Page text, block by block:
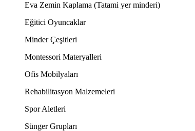
Eva Zemin Kaplama (Tatami yer minderi)
Eğitici Oyuncaklar
Minder Çeşitleri
Montessori Materyalleri
Ofis Mobilyaları
Rehabilitasyon Malzemeleri
Spor Aletleri
Sünger Grupları